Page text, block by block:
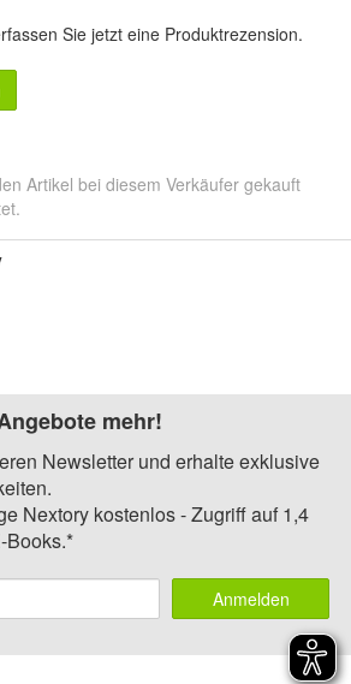
Sie jetzt eine Produktrezension.
Artikel bei diesem Verkäufer gekauft
mehr!
Newsletter und erhalte exklusive
Nextory kostenlos - Zugriff auf 1,4
Books.*
Anmelden